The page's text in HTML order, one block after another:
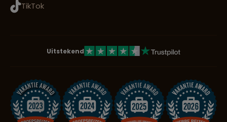
TikTok
Uitstekend